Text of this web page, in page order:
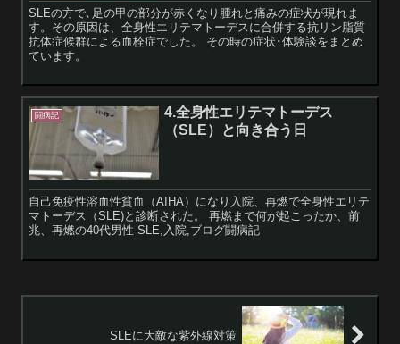
SLEの方で､足の甲の部分が赤くなり腫れと痛みの症状が現れま
す。その原因は、全身性エリテマトーデスに合併する抗リン脂質
抗体症候群による血栓症でした。 その時の症状･体験談をまとめ
ています。
闘病記
4.全身性エリテマトーデス
（SLE）と向き合う日
自己免疫性溶血性貧血（AIHA）になり入院、再燃で全身性エリテ
マトーデス（SLE)と診断された。 再燃まで何が起こったか、前
兆、再燃の40代男性 SLE,入院,ブログ闘病記
SLEに大敵な紫外線対策